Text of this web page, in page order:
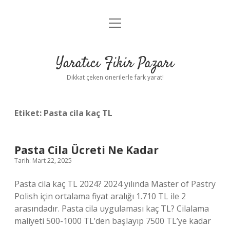
Anasayfa
Yasal Uyarı
menüyü
Yaratıcı Fikir Pazarı
Dikkat çeken önerilerle fark yarat!
Etiket: Pasta cila kaç TL
Pasta Cila Ücreti Ne Kadar
Tarih: Mart 22, 2025
Pasta cila kaç TL 2024? 2024 yılında Master of Pastry
Polish için ortalama fiyat aralığı 1.710 TL ile 2
arasındadır. Pasta cila uygulaması kaç TL? Cilalama
maliyeti 500-1000 TL’den başlayıp 7500 TL’ye kadar